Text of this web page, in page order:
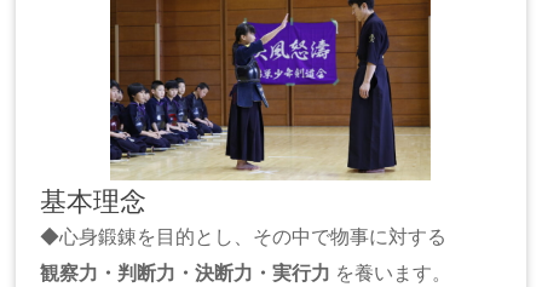
基本理念
◆心身鍛錬を目的とし、その中で物事に対する
観察力・判断力・決断力・実行力 を養います。